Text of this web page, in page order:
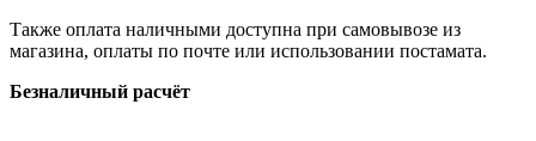
Также оплата наличными доступна при самовывозе из
магазина, оплаты по почте или использовании постамата.
Безналичный расчёт